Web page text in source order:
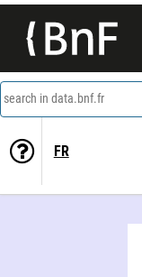
search in data.bnf.fr
FR